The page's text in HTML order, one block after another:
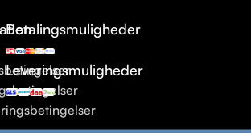
Betalingsmuligheder
Leveringsmuligheder